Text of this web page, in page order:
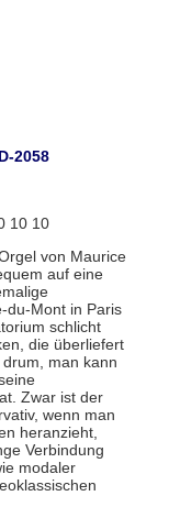
2058
10 10
von Maurice
auf eine
du-Mont in Paris
schlicht
die überliefert
man kann
Zwar ist der
wenn man
heranzieht,
Verbindung
modaler